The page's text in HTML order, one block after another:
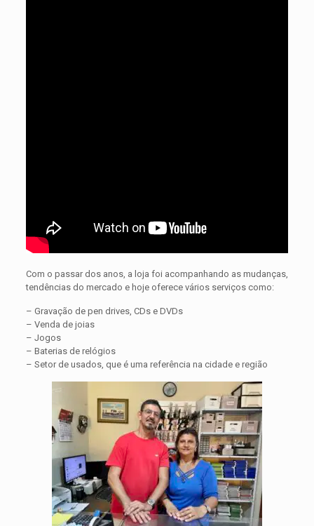
Com o passar dos anos, a loja foi acompanhando as mudanças,
tendências do mercado e hoje oferece vários serviços como:
– Gravação de pen drives, CDs e DVDs
– Venda de joias
– Jogos
– Baterias de relógios
– Setor de usados, que é uma referência na cidade e região